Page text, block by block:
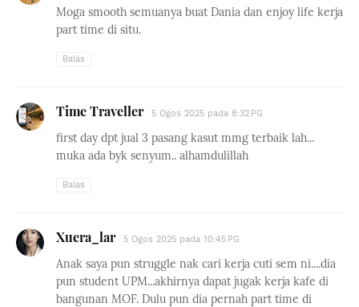
Moga smooth semuanya buat Dania dan enjoy life kerja
part time di situ.
Balas
Time Traveller 5 Ogos 2025 pada 8:32 PG
first day dpt jual 3 pasang kasut mmg terbaik lah...
muka ada byk senyum.. alhamdulillah
Balas
Xuera_lar 5 Ogos 2025 pada 10:45 PG
Anak saya pun struggle nak cari kerja cuti sem ni....dia
pun student UPM...akhirnya dapat jugak kerja kafe di
bangunan MOF. Dulu pun dia pernah part time di